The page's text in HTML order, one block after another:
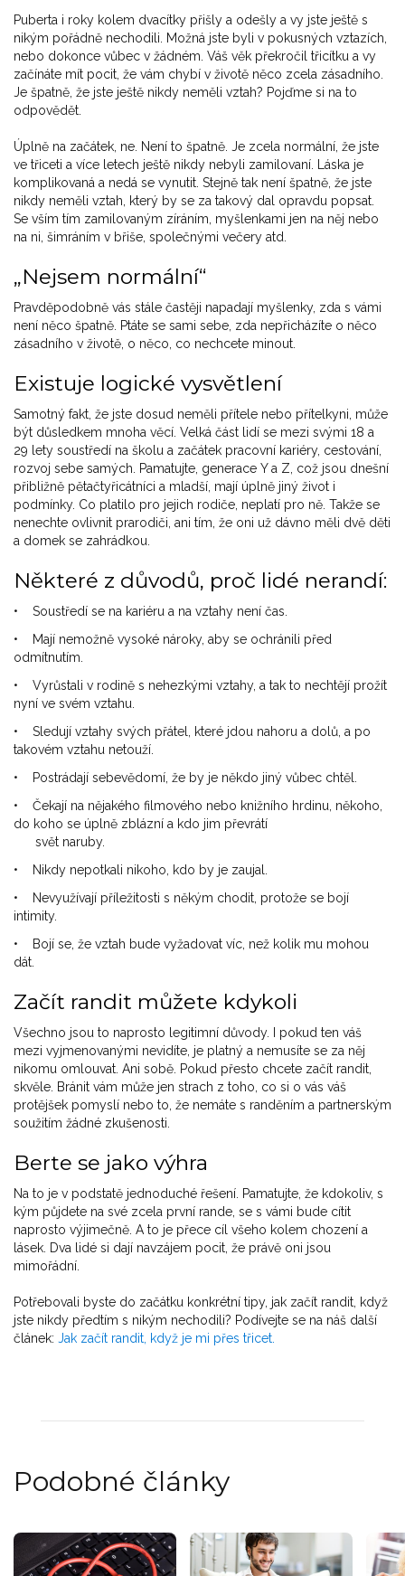
Puberta i roky kolem dvacítky přišly a odešly a vy jste ještě s
nikým pořádně nechodili. Možná jste byli v pokusných vztazích,
nebo dokonce vůbec v žádném. Váš věk překročil třicítku a vy
začínáte mít pocit, že vám chybí v životě něco zcela zásadního.
Je špatně, že jste ještě nikdy neměli vztah? Pojďme si na to
odpovědět.
Úplně na začátek, ne. Není to špatně. Je zcela normální, že jste
ve třiceti a více letech ještě nikdy nebyli zamilovaní. Láska je
komplikovaná a nedá se vynutit. Stejně tak není špatně, že jste
nikdy neměli vztah, který by se za takový dal opravdu popsat.
Se vším tím zamilovaným zíráním, myšlenkami jen na něj nebo
na ni, šimráním v břiše, společnými večery atd.
„Nejsem normální“
Pravděpodobně vás stále častěji napadají myšlenky, zda s vámi
není něco špatně. Ptáte se sami sebe, zda nepřicházíte o něco
zásadního v životě, o něco, co nechcete minout.
Existuje logické vysvětlení
Samotný fakt, že jste dosud neměli přítele nebo přítelkyni, může
být důsledkem mnoha věcí. Velká část lidí se mezi svými 18 a
29 lety soustředí na školu a začátek pracovní kariéry, cestování,
rozvoj sebe samých. Pamatujte, generace Y a Z, což jsou dnešní
přibližně pětačtyřicátníci a mladší, mají úplně jiný život i
podmínky. Co platilo pro jejich rodiče, neplatí pro ně. Takže se
nenechte ovlivnit prarodiči, ani tím, že oni už dávno měli dvě děti
a domek se zahrádkou.
Některé z důvodů, proč lidé nerandí:
• Soustředí se na kariéru a na vztahy není čas.
• Mají nemožně vysoké nároky, aby se ochránili před
odmítnutím.
• Vyrůstali v rodině s nehezkými vztahy, a tak to nechtějí prožít
nyní ve svém vztahu.
• Sledují vztahy svých přátel, které jdou nahoru a dolů, a po
takovém vztahu netouží.
• Postrádají sebevědomí, že by je někdo jiný vůbec chtěl.
• Čekají na nějakého filmového nebo knižního hrdinu, někoho,
do koho se úplně zblázní a kdo jim převrátí
svět naruby.
• Nikdy nepotkali nikoho, kdo by je zaujal.
• Nevyužívají příležitosti s někým chodit, protože se bojí
intimity.
• Bojí se, že vztah bude vyžadovat víc, než kolik mu mohou
dát.
Začít randit můžete kdykoli
Všechno jsou to naprosto legitimní důvody. I pokud ten váš
mezi vyjmenovanými nevidíte, je platný a nemusíte se za něj
nikomu omlouvat. Ani sobě. Pokud přesto chcete začít randit,
skvěle. Bránit vám může jen strach z toho, co si o vás váš
protějšek pomyslí nebo to, že nemáte s randěním a partnerským
soužitím žádné zkušenosti.
Berte se jako výhra
Na to je v podstatě jednoduché řešení. Pamatujte, že kdokoliv, s
kým půjdete na své zcela první rande, se s vámi bude cítit
naprosto výjimečně. A to je přece cíl všeho kolem chození a
lásek. Dva lidé si dají navzájem pocit, že právě oni jsou
mimořádní.
Potřebovali byste do začátku konkrétní tipy, jak začít randit, když
jste nikdy předtím s nikým nechodili? Podívejte se na náš další
článek: Jak začít randit, když je mi přes třicet.
Podobné články